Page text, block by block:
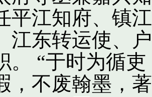
平江知府、镇
江东转运使、
。 “于时为循
，不废翰墨，